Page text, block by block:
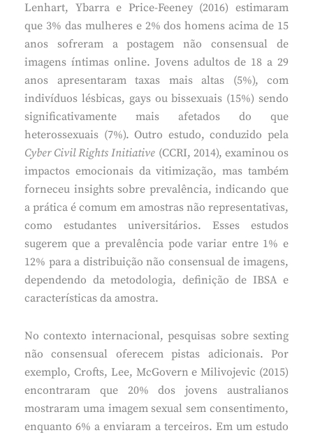
Lenhart, Ybarra e Price-Feeney (2016) estimaram
que 3% das mulheres e 2% dos homens acima de 15
anos sofreram a postagem não consensual de
imagens íntimas online. Jovens adultos de 18 a 29
anos apresentaram taxas mais altas (5%), com
indivíduos lésbicas, gays ou bissexuais (15%) sendo
significativamente mais afetados do que
heterossexuais (7%). Outro estudo, conduzido pela
Cyber Civil Rights Initiative (CCRI, 2014), examinou os
impactos emocionais da vitimização, mas também
forneceu insights sobre prevalência, indicando que
a prática é comum em amostras não representativas,
como estudantes universitários. Esses estudos
sugerem que a prevalência pode variar entre 1% e
12% para a distribuição não consensual de imagens,
dependendo da metodologia, definição de IBSA e
características da amostra.
No contexto internacional, pesquisas sobre sexting
não consensual oferecem pistas adicionais. Por
exemplo, Crofts, Lee, McGovern e Milivojevic (2015)
encontraram que 20% dos jovens australianos
mostraram uma imagem sexual sem consentimento,
enquanto 6% a enviaram a terceiros. Em um estudo